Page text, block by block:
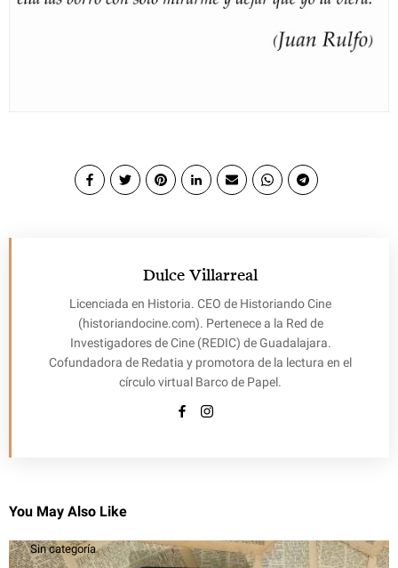
Dulce Villarreal
Licenciada en Historia. CEO de Historiando Cine
(historiandocine.com). Pertenece a la Red de
Investigadores de Cine (REDIC) de Guadalajara.
Cofundadora de Redatia y promotora de la lectura en el
círculo virtual Barco de Papel.
You May Also Like
Sin categoría